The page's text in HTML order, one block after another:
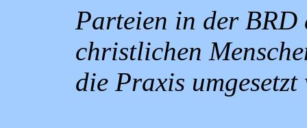
Parteien in der BRD
christlichen
die Praxis